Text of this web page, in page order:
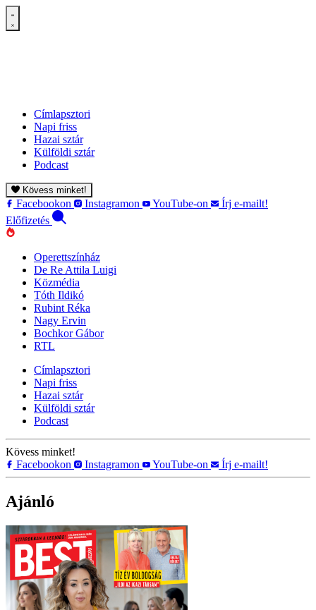
Címlapsztori
Napi friss
Hazai sztár
Külföldi sztár
Podcast
Kövess minket!
Facebookon Instagramon YouTube-on
Írj e-mailt!
Előfizetés
Operettszínház
De Re Attila Luigi
Közmédia
Tóth Ildikó
Rubint Réka
Nagy Ervin
Bochkor Gábor
RTL
Címlapsztori
Napi friss
Hazai sztár
Külföldi sztár
Podcast
Kövess minket!
Facebookon
Instagramon YouTube-on Írj e-mailt!
Ajánló